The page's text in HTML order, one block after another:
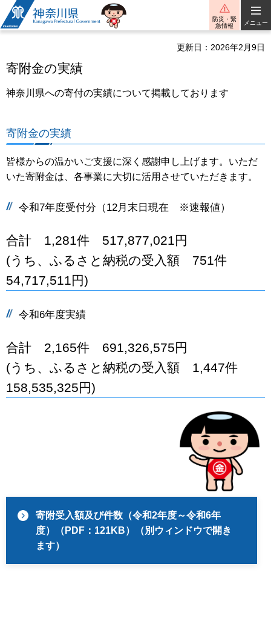
神奈川県
防災・緊
急情報
メニュー
更新日：2026年2月9日
寄附金の実績
神奈川県への寄付の実績について掲載しております
寄附金の実績
皆様からの温かいご支援に深く感謝申し上げます。いただ
いた寄附金は、各事業に大切に活用させていただきます。
令和7年度受付分（12月末日現在 ※速報値）
合計 1,281件 517,877,021円
(うち、ふるさと納税の受入額 751件
54,717,511円)
令和6年度実績
合計 2,165件 691,326,575円
(うち、ふるさと納税の受入額 1,447件
158,535,325円)
寄附受入額及び件数（令和2年度～令和6年
度）（PDF：121KB）（別ウィンドウで開き
ます）